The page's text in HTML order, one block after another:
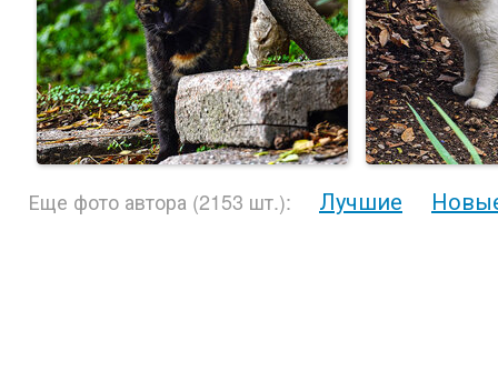
Еще фото автора (2153 шт.): Лучшие